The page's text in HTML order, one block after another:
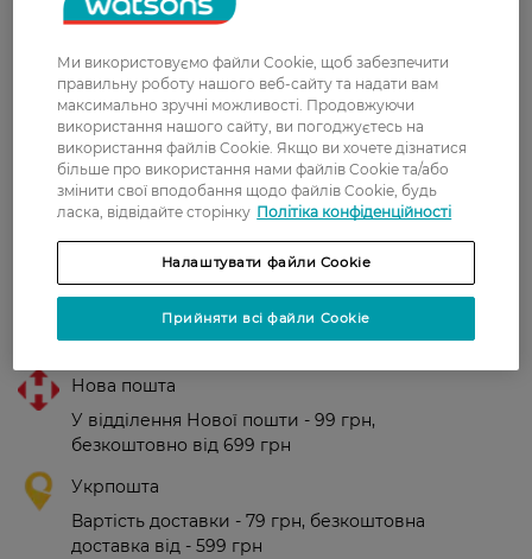
хлору.
Країна-виробник: Чехія.
Рейтинг та відгуки
0 0 відгуків
Доставка
Нова пошта
У відділення Нової пошти - 99 грн,
безкоштовно від 699 грн
Укрпошта
Вартість доставки - 79 грн, безкоштовна
доставка від - 599 грн
Ми використовуємо файли Cookie, щоб забезпечити
правильну роботу нашого веб-сайту та надати вам
максимально зручні можливості. Продовжуючи
використання нашого сайту, ви погоджуєтесь на
використання файлів Cookie. Якщо ви хочете дізнатися
більше про використання нами файлів Cookie та/або
змінити свої вподобання щодо файлів Cookie, будь
ласка, відвідайте сторінку Політіка конфіденційності
Налаштувати файли Cookie
Прийняти всі файли Cookie